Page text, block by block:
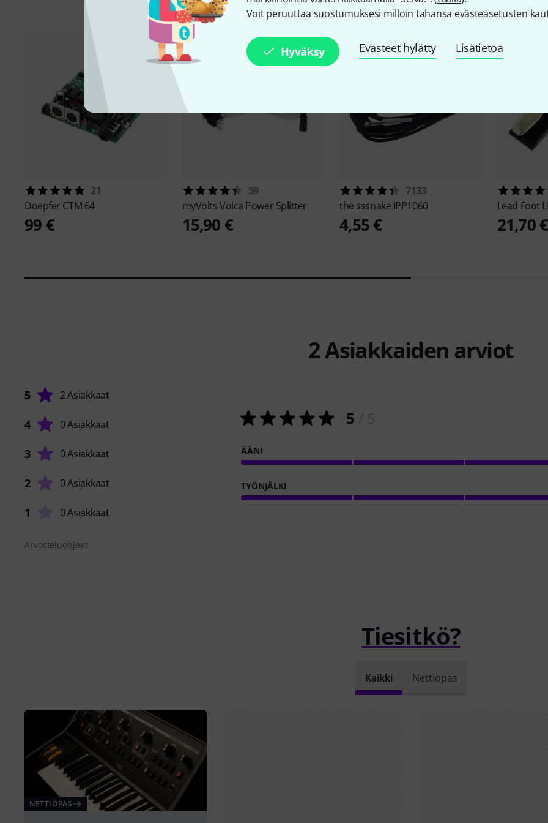
Voit peruuttaa suostumuksesi milloin tahansa evästeasetusten
Hyväksy Evästeet hylätty Lisätietoa
21
Doepfer CTM 64
99 €
59
myVoltsVolca Power Splitter
15,90 €
7133
the sssnake IPP1060
4,55 €
Lead Foot
21,70 €
2Asiakkaiden arviot
5 2 Asiakkaat
4 0 Asiakkaat
3 0 Asiakkaat
2 0 Asiakkaat
1 0 Asiakkaat
5
ÄÄNI
TYÖNJÄLKI
Arvosteluohjeet
Tiesitkö?
Kaikki Nettiopas
NETTIOPAS